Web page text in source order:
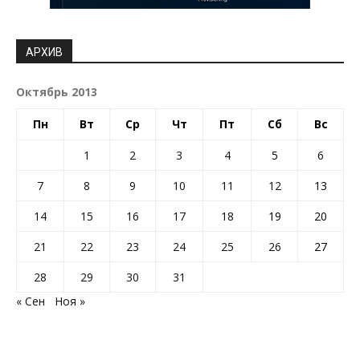
АРХИВ
Октябрь 2013
Пн Вт Ср Чт Пт Сб Вс
1 2 3 4 5
6
7
8 9 10 11 12
13
14
15 16 17 18 19
20
21
22 23 24 25 26
27
28
29 30
31
« Сен
Ноя »